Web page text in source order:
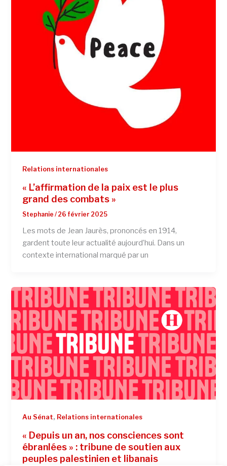
Relations internationales
« L’affirmation de la paix est le plus
grand des combats »
Stephanie/ 26 février 2025
Les mots de Jean Jaurès, prononcés en 1914,
gardent toute leur actualité aujourd’hui. Dans un
contexte international marqué par un
Au Sénat, Relations internationales
« Depuis un an, nos consciences sont
ébranlées » : tribune de soutien aux
peuples palestinien et libanais